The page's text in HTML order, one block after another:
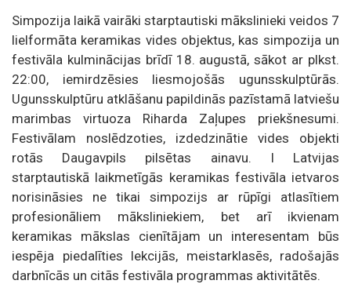
Simpozija laikā vairāki starptautiski mākslinieki veidos 7
lielformāta keramikas vides objektus, kas simpozija un
festivāla kulminācijas brīdī 18. augustā, sākot ar plkst.
22:00, iemirdzēsies liesmojošās ugunsskulptūrās.
Ugunsskulptūru atklāšanu papildinās pazīstamā latviešu
marimbas virtuoza Riharda Zaļupes priekšnesumi.
Festivālam noslēdzoties, izdedzinātie vides objekti
rotās Daugavpils pilsētas ainavu. I Latvijas
starptautiskā laikmetīgās keramikas festivāla ietvaros
norisināsies ne tikai simpozijs ar rūpīgi atlasītiem
profesionāliem māksliniekiem, bet arī ikvienam
keramikas mākslas cienītājam un interesentam būs
iespēja piedalīties lekcijās, meistarklasēs, radošajās
darbnīcās un citās festivāla programmas aktivitātēs.